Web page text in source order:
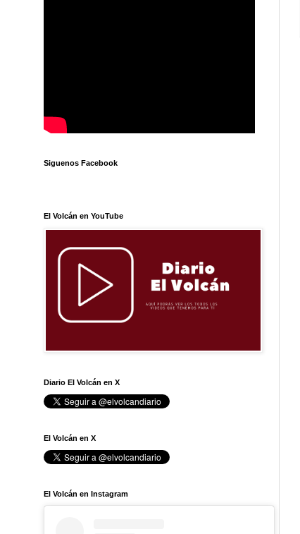
Siguenos Facebook
El Volcán en YouTube
Diario El Volcán en X
El Volcán en X
El Volcán en Instagram